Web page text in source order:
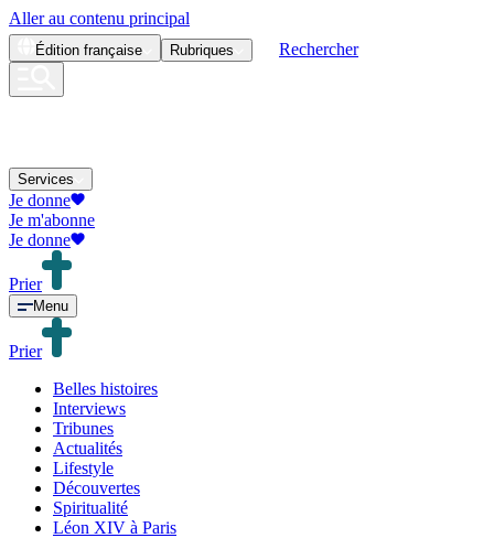
Aller au contenu principal
Édition française Rubriques Rechercher
Services
Je donne
Je m'abonne
Je donne
Prier
Menu
Prier
Belles histoires
Interviews
Tribunes
Actualités
Lifestyle
Découvertes
Spiritualité
Léon XIV à Paris